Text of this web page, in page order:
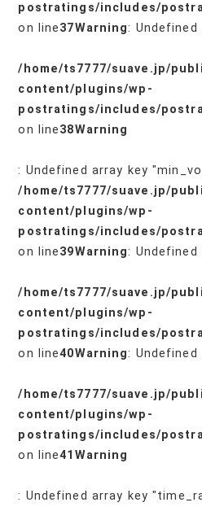
postratings/includes/
on line37Warning:
/home/ts7777/suave.jp/
content/plugins/wp-
postratings/includes/
on line38Warning
: Undefined array key
/home/ts7777/suave.jp/
content/plugins/wp-
postratings/includes/
on line39Warning:
/home/ts7777/suave.jp/
content/plugins/wp-
postratings/includes/
on line40Warning:
/home/ts7777/suave.jp/
content/plugins/wp-
postratings/includes/
on line41 Warning
: Undefined array key